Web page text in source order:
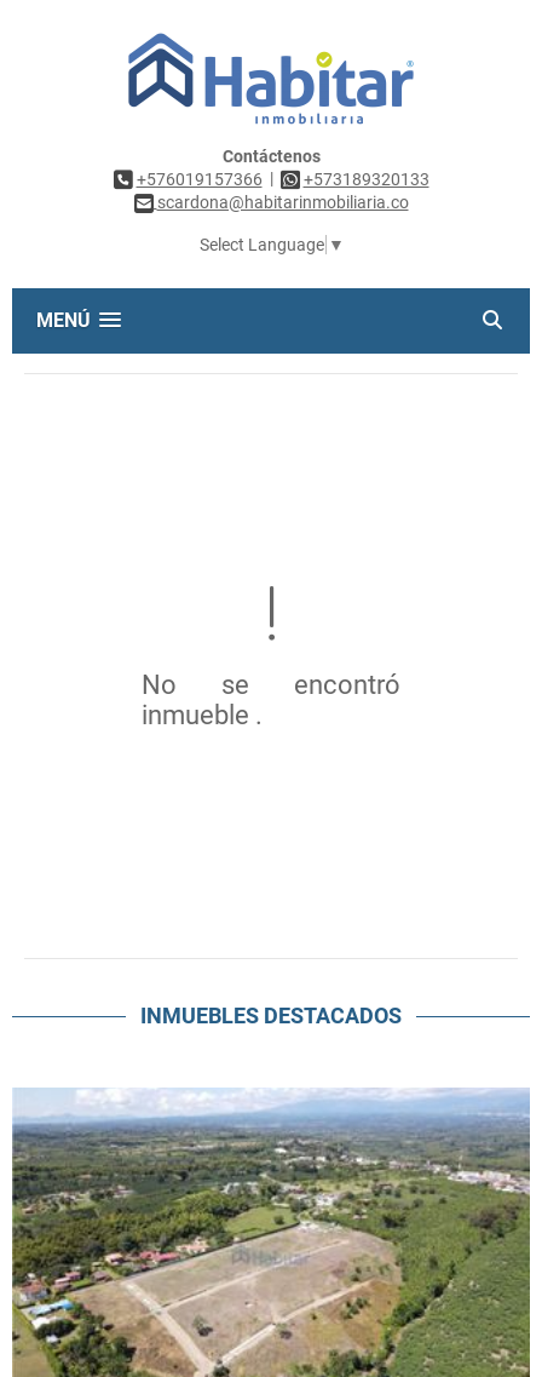
Contáctenos
+576019157366 |
+573189320133
scardona@habitarinmobiliaria.co
Select Language ▼
MENÚ
No se encontró
inmueble .
INMUEBLES DESTACADOS